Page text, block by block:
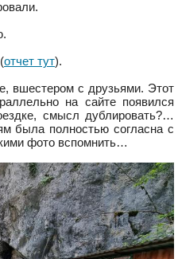
отчет тут).
вшестером с друзьями. Этот
на сайте появился
смысл дублировать?…
была полностью согласна с
фото вспомнить…